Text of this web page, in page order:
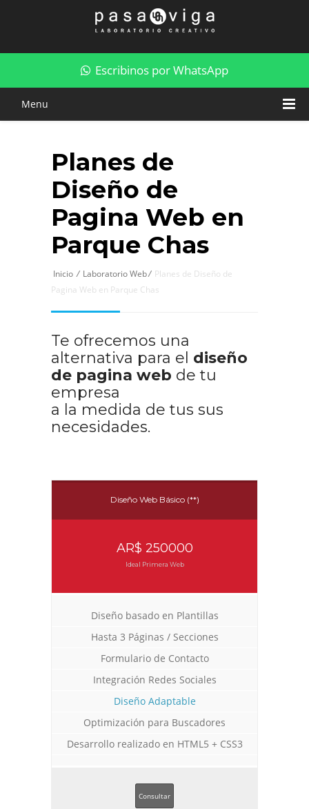
Planes de Diseño de Pagina Web en Parque Chas
Escribinos por WhatsApp
Menu
Planes de
Diseño de
Pagina Web en
Parque Chas
Inicio / Laboratorio Web/ Planes de Diseño de
Pagina Web en Parque Chas
Te ofrecemos una
alternativa para el diseño
de pagina web de tu
empresa
a la medida de tus sus
necesidades.
Diseño Web Básico (**)
AR$ 250000
Ideal Primera Web
Diseño basado en Plantillas
Hasta 3 Páginas / Secciones
Formulario de Contacto
Integración Redes Sociales
Diseño Adaptable
Optimización para Buscadores
Desarrollo realizado en HTML5 + CSS3
Consultar